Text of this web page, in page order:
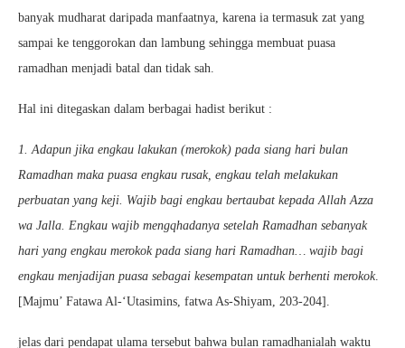
banyak mudharat daripada manfaatnya, karena ia termasuk zat yang
sampai ke tenggorokan dan lambung sehingga membuat puasa
ramadhan menjadi batal dan tidak sah.
Hal ini ditegaskan dalam berbagai hadist berikut :
1. Adapun jika engkau lakukan (merokok) pada siang hari bulan
Ramadhan maka puasa engkau rusak, engkau telah melakukan
perbuatan yang keji. Wajib bagi engkau bertaubat kepada Allah Azza
wa Jalla. Engkau wajib mengqhadanya setelah Ramadhan sebanyak
hari yang engkau merokok pada siang hari Ramadhan… wajib bagi
engkau menjadijan puasa sebagai kesempatan untuk berhenti merokok.
[Majmu’ Fatawa Al-‘Utasimins, fatwa As-Shiyam, 203-204].
jelas dari pendapat ulama tersebut bahwa bulan ramadhanialah waktu